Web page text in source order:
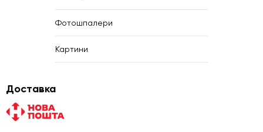
Фотошпалери
Картини
Доставка